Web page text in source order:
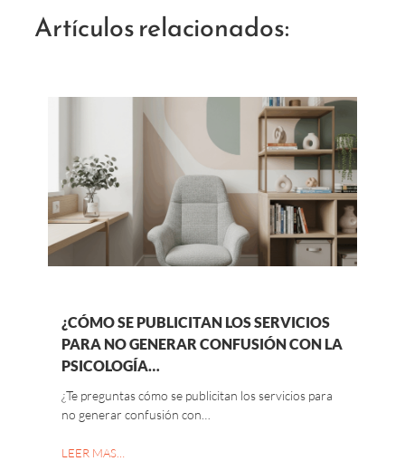
Artículos relacionados:
¿CÓMO SE PUBLICITAN LOS SERVICIOS
PARA NO GENERAR CONFUSIÓN CON LA
PSICOLOGÍA…
¿Te preguntas cómo se publicitan los servicios para
no generar confusión con…
LEER MAS…